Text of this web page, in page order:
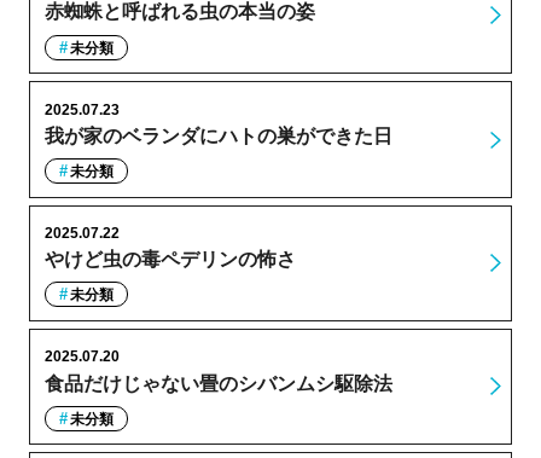
赤蜘蛛と呼ばれる虫の本当の姿
未分類
我が家のベランダにハトの巣ができた日
2025.07.23
未分類
やけど虫の毒ペデリンの怖さ
2025.07.22
未分類
食品だけじゃない畳のシバンムシ駆除法
2025.07.20
未分類